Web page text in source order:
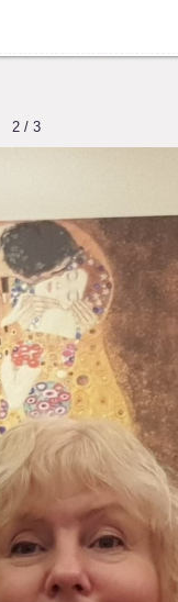
2 / 3